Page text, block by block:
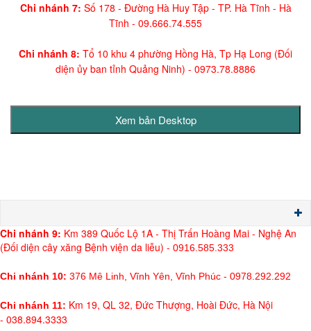
Chi nhánh 7: Số 178 - Đường Hà Huy Tập - TP. Hà Tĩnh - Hà
Tĩnh - 09.666.74.555
Chi nhánh 8: Tổ 10 khu 4 phường Hồng Hà, Tp Hạ Long (Đối
diện ủy ban tỉnh Quảng Ninh) - 0973.78.8886
Chi nhánh 9: Km 389 Quốc Lộ 1A - Thị Trấn Hoàng Mai - Nghệ An
(Đối diện cây xăng Bệnh viện da liễu) - 0916.585.333
Chi nhánh 10: 376 Mê Linh, Vĩnh Yên, Vĩnh Phúc - 0978.292.292
Chi nhánh 11: Km 19, QL 32, Đức Thượng, Hoài Đức, Hà Nội
- 038.894.3333